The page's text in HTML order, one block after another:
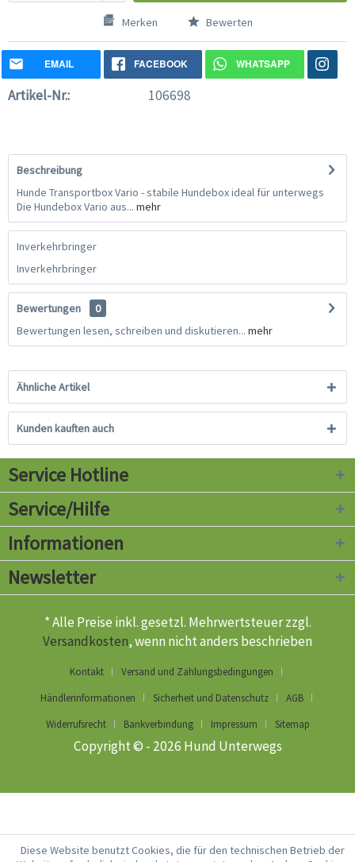
Merken Bewerten
EMAIL FACEBOOK WHATSAPP
Artikel-Nr.: 106698
Beschreibung
Hunde Transportbox Vario - stabile Hundebox ideal für unterwegs
Die Hundebox Vario aus... mehr
Inverkehrbringer
Inverkehrbringer
Bewertungen
0
Bewertungen lesen, schreiben und diskutieren... mehr
Ähnliche Artikel
Kunden kauften auch
Service Hotline
Service/Hilfe
Informationen
Newsletter
* Alle Preise inkl. gesetzl. Mehrwertsteuer zzgl.
Versandkosten, wenn nicht anders beschrieben
Kontakt
Versand und Zahlungsbedingungen
Händlerinformationen
Sicherheit und Datenschutz
AGB
Widerrufsrecht
Bankverbindung Impressum Sitemap
Copyright © - 2026 Hund Unterwegs
Diese Website benutzt Cookies, die für den technischen Betrieb der